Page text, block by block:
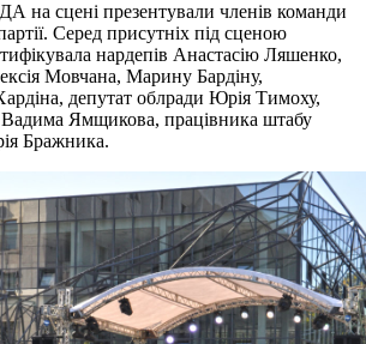
на сцені презентували членів команди
Серед присутніх під сценою
нардепів Анастасію Ляшенко,
Мовчана, Марину Бардіну,
депутат облради Юрія Тимоху,
Вадима Ямщикова, працівника штабу
Бражника.